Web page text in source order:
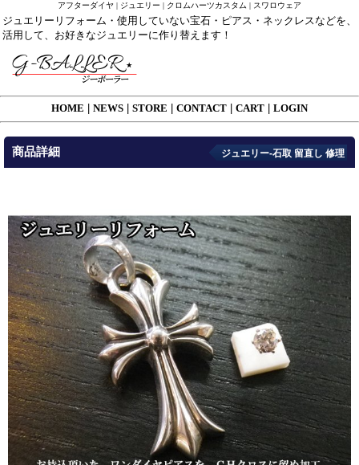
アフターダイヤ | ジュエリー | クロムハーツカスタム | スワロウェア
ジュエリーリフォーム・使用していない宝石・ピアス・ネックレスなどを、
活用して、お好きなジュエリーに作り替えます！
HOME NEWS STORE CONTACT CART LOGIN
商品詳細 ジュエリー-石取 留直し 修理